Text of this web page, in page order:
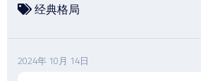
经典格局
2024年 10月 14日